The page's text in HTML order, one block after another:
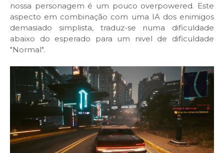
nossa personagem é um pouco overpowered. Este
aspecto em combinação com uma IA dos enimigos
demasiado simplista, traduz-se numa dificuldade
abaixo do esperado para um nivel de dificuldade
"Normal".